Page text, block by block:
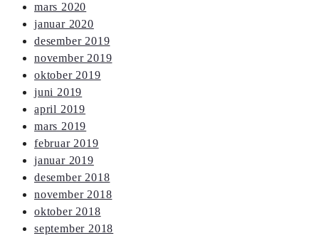
mars 2020
januar 2020
desember 2019
november 2019
oktober 2019
juni 2019
april 2019
mars 2019
februar 2019
januar 2019
desember 2018
november 2018
oktober 2018
september 2018